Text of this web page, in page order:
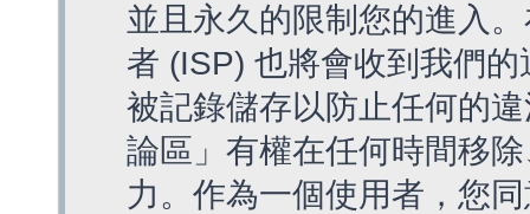
並且永久的限制您的進入
者 (ISP) 也將會收到我們
被記錄儲存以防止任何的
論區」有權在任何時間移
力。作為一個使用者，您